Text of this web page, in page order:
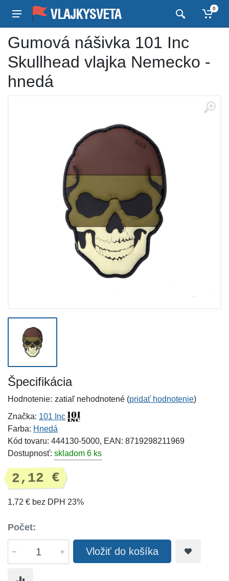
0
Gumová nášivka 101 Inc
Skullhead vlajka Nemecko -
hnedá
Špecifikácia
Hodnotenie: zatiaľ nehodnotené (pridať hodnotenie)
Značka: 101 Inc
Farba: Hnedá
Kód tovaru: 444130-5000, EAN: 8719298211969
Dostupnosť: skladom 6 ks
2,12 €
1,72 € bez DPH 23%
Počet:
Vložiť do košíka